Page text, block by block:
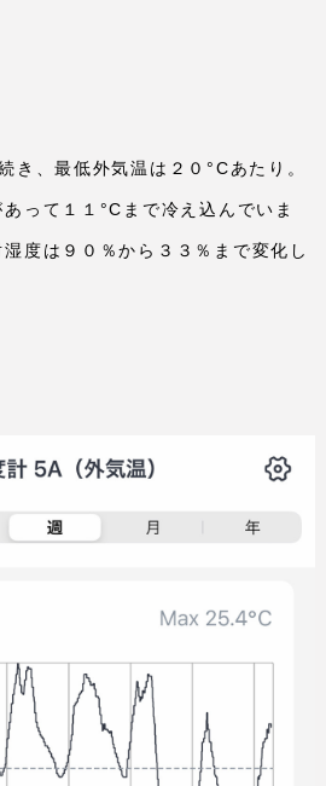
き、最低外気温は２０°Cあたり。
って１１°C まで冷え込んでいま
度は９０％から３３％まで変化し